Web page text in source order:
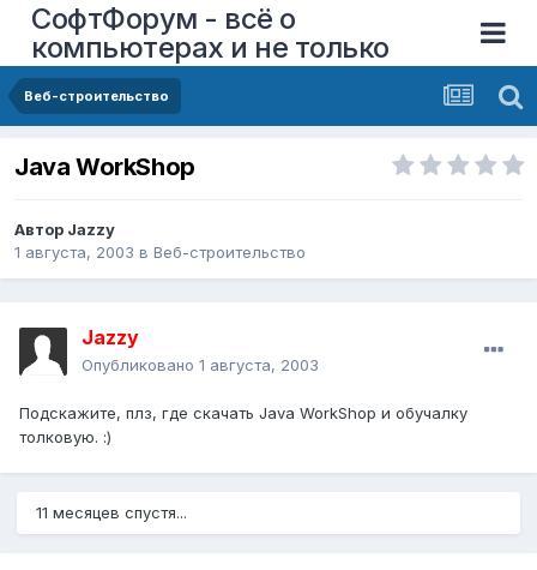
СофтФорум - всё о
компьютерах и не только
Веб-строительство
Java WorkShop
Автор Jazzy
1 августа, 2003 в Веб-строительство
Jazzy
Опубликовано 1 августа, 2003
Подскажите, плз, где скачать Java WorkShop и обучалку
толковую. :)
11 месяцев спустя...